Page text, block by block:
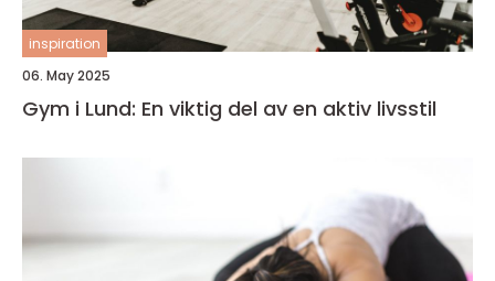
inspiration
06. May 2025
Gym i Lund: En viktig del av en aktiv livsstil